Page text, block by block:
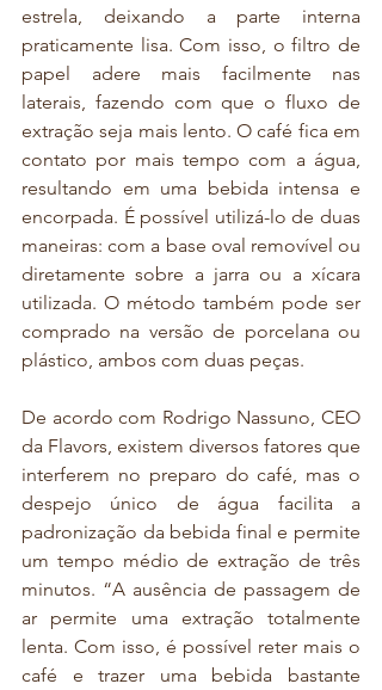
estrela, deixando a parte interna
praticamente lisa. Com isso, o filtro de
papel adere mais facilmente nas
laterais, fazendo com que o fluxo de
extração seja mais lento. O café fica em
contato por mais tempo com a água,
resultando em uma bebida intensa e
encorpada. É possível utilizá-lo de duas
maneiras: com a base oval removível ou
diretamente sobre a jarra ou a xícara
utilizada. O método também pode ser
comprado na versão de porcelana ou
plástico, ambos com duas peças.
De acordo com Rodrigo Nassuno, CEO
da Flavors, existem diversos fatores que
interferem no preparo do café, mas o
despejo único de água facilita a
padronização da bebida final e permite
um tempo médio de extração de três
minutos. “A ausência de passagem de
ar permite uma extração totalmente
lenta. Com isso, é possível reter mais o
café e trazer uma bebida bastante